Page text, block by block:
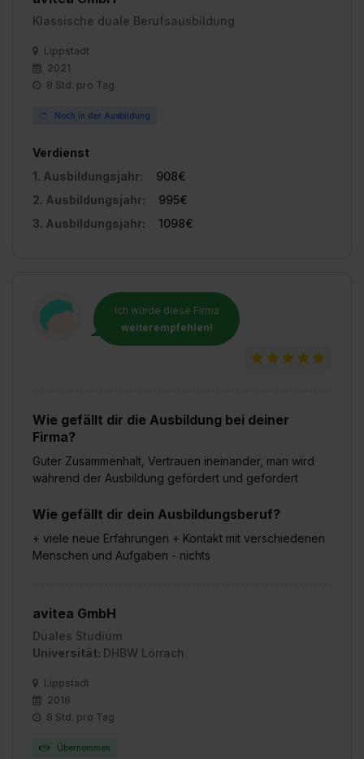
Klassische duale Berufsausbildung
Lippstadt
2021
8 Std. pro Tag
Noch in der Ausbildung
Verdienst
1. Ausbildungsjahr:
908€
2. Ausbildungsjahr:
995€
3. Ausbildungsjahr:
1098€
Ich würde diese Firma
weiterempfehlen!
Wie gefällt dir die Ausbildung bei deiner
Firma?
Guter Zusammenhalt, Vertrauen ineinander, man wird
während der Ausbildung gefördert und gefordert
Wie gefällt dir dein Ausbildungsberuf?
+ viele neue Erfahrungen + Kontakt mit verschiedenen
Menschen und Aufgaben - nichts
avitea GmbH
Duales Studium
Universität: DHBW Lörrach
Lippstadt
2016
8 Std. pro Tag
Übernommen